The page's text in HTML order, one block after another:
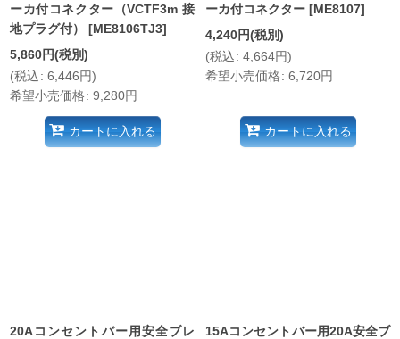
ーカ付コネクター（VCTF3m 接
地プラグ付）
[ME8106TJ3]
5,860円(税別)
(税込: 6,446円)
希望小売価格: 9,280円
カートに入れる
ーカ付コネクター [ME8107]
4,240円(税別)
(税込: 4,664円)
希望小売価格: 6,720円
カートに入れる
20Aコンセントバー用安全ブレ
15Aコンセントバー用20A安全ブ